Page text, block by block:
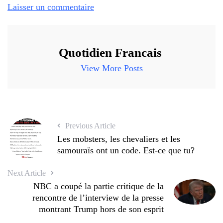
Laisser un commentaire
Quotidien Francais
View More Posts
Previous Article
Les mobsters, les chevaliers et les
samouraïs ont un code. Est-ce que tu?
Next Article
NBC a coupé la partie critique de la
rencontre de l’interview de la presse
montrant Trump hors de son esprit